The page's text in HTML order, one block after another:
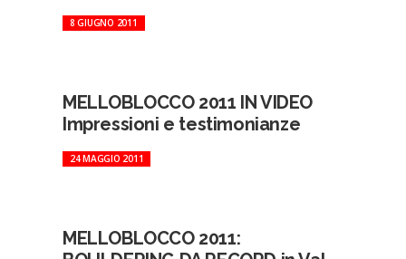
8 GIUGNO 2011
MELLOBLOCCO 2011 IN VIDEO
Impressioni e testimonianze
24 MAGGIO 2011
MELLOBLOCCO 2011: